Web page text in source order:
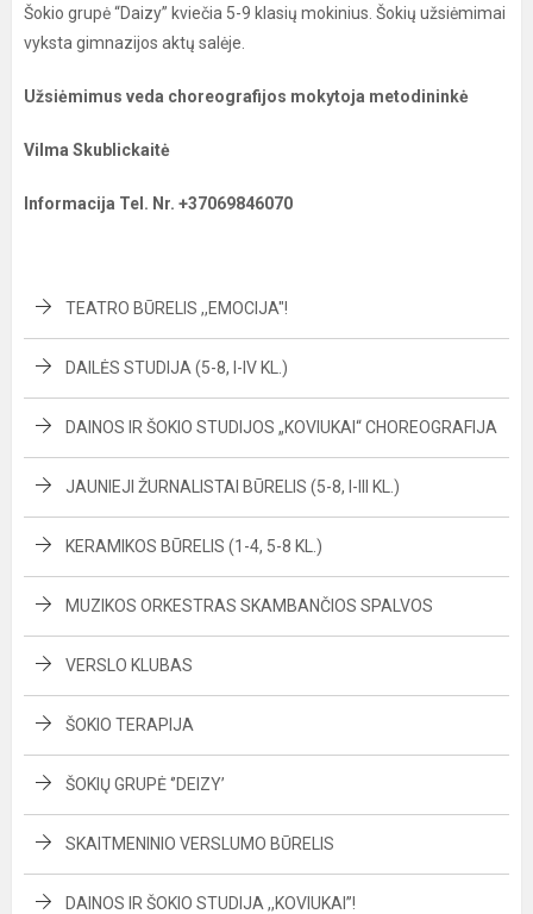
Šokio grupė “Daizy” kviečia 5-9 klasių mokinius. Šokių užsiėmimai
vyksta gimnazijos aktų salėje.
Užsiėmimus veda choreografijos mokytoja metodininkė
Vilma Skublickaitė
Informacija Tel. Nr. +37069846070
TEATRO BŪRELIS ,,EMOCIJA"!
DAILĖS STUDIJA (5-8, I-IV KL.)
DAINOS IR ŠOKIO STUDIJOS „KOVIUKAI“ CHOREOGRAFIJA
JAUNIEJI ŽURNALISTAI BŪRELIS (5-8, I-III KL.)
KERAMIKOS BŪRELIS (1-4, 5-8 KL.)
MUZIKOS ORKESTRAS SKAMBANČIOS SPALVOS
VERSLO KLUBAS
ŠOKIO TERAPIJA
ŠOKIŲ GRUPĖ ‘’DEIZY’
SKAITMENINIO VERSLUMO BŪRELIS
DAINOS IR ŠOKIO STUDIJA ,,KOVIUKAI”!